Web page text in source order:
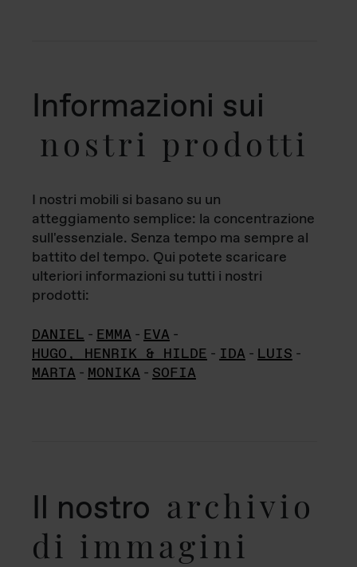
Informazioni sui
nostri prodotti
I nostri mobili si basano su un
atteggiamento semplice: la concentrazione
sull'essenziale. Senza tempo ma sempre al
battito del tempo. Qui potete scaricare
ulteriori informazioni su tutti i nostri
prodotti:
DANIEL - EMMA - EVA -
HUGO, HENRIK & HILDE - IDA - LUIS -
MARTA - MONIKA - SOFIA
Il nostro archivio
di immagini